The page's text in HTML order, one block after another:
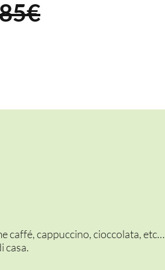
caffé, cappuccino, cioccolata, etc…
casa.